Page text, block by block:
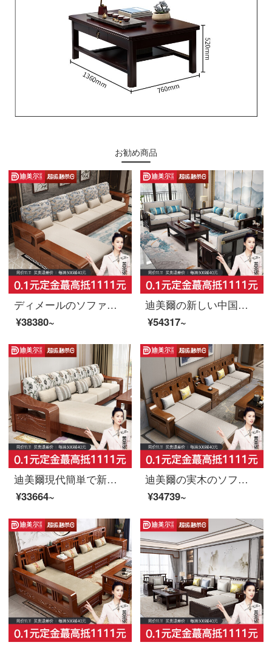
お勧め商品
ディメールのソファーの木のソファー、冬と夏の両用ソファーのリビングルームの家具、木の布芸ソファーセットの中国式収納ソファ三人+貴妃(2.1メートル)
¥38380~
迪美爾の新しい中国式の本当の木の皮のソファーのお茶の組み合わせは簡単で現代のソファーの大きさの部屋型の客間に家具の1+2+3を詰めます。
¥54317~
迪美爾現代簡単で新しい中国式のリビングルームの実木ソファセットのソファーは小型の回転角のソファの三人位+長貴妃を洗えます。
¥33664~
迪美爾の実木のソファーは冬と夏の両用の小型の部屋型の近代的な中国式の客間の物の家具の4人の位+貴妃の畳+中箱
¥34739~